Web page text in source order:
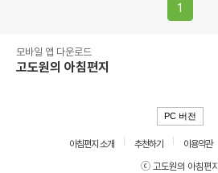
1
모바일 앱 다운로드
고도원의 아침편지
PC 버전
아침편지 소개 추천하기 이용약관
ⓒ 고도원의 아침편지